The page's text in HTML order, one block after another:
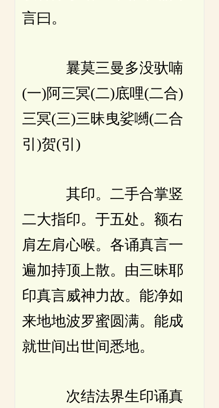
言曰。
曩莫三曼多没驮喃
(一)阿三冥(二)底哩(二合)
三冥(三)三昧曳娑嚩(二合
引)贺(引)
其印。二手合掌竖
二大指印。于五处。额右
肩左肩心喉。各诵真言一
遍加持顶上散。由三昧耶
印真言威神力故。能净如
来地地波罗蜜圆满。能成
就世间出世间悉地。
次结法界生印诵真